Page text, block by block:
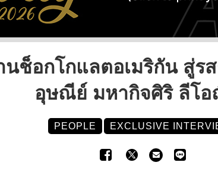
นช็อกโกแลตอเมริกัน สู่
อุษณีย์ มหากิจศิริ ลีโ
PEOPLE EXCLUSIVE